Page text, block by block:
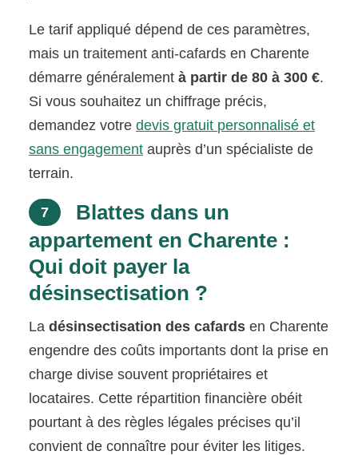
Le tarif appliqué dépend de ces paramètres,
mais un traitement anti-cafards en Charente
démarre généralementà partir de 80 à 300 €.
Si vous souhaitez un chiffrage précis,
demandez votredevis gratuit personnalisé et
sans engagement auprès d’un spécialiste de
terrain.
7
Blattes dans un
appartement en Charente :
Qui doit payer la
désinsectisation ?
Ladésinsectisation des cafards en Charente
engendre des coûts importants dont la prise en
charge divise souvent propriétaires et
locataires. Cette répartition financière obéit
pourtant à des règles légales précises qu’il
convient de connaître pour éviter les litiges.